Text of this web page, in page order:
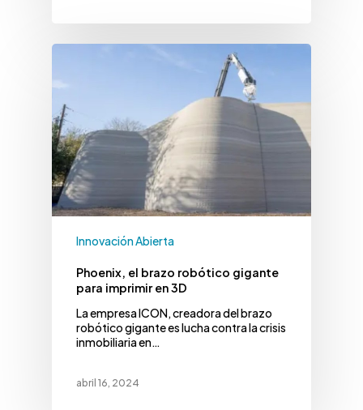
Innovación Abierta
Phoenix, el brazo robótico gigante
para imprimir en 3D
La empresa ICON, creadora del brazo
robótico gigante es lucha contra la crisis
inmobiliaria en…
abril 16, 2024